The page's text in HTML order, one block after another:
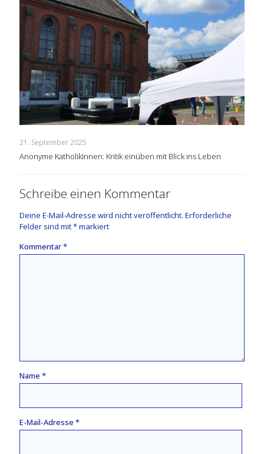
21. September 2025
Anonyme KatholikInnen: Kritik einüben mit Blick ins Leben
Schreibe einen Kommentar
Deine E-Mail-Adresse wird nicht veröffentlicht. Erforderliche
Felder sind mit*markiert
Kommentar*
Name *
E-Mail-Adresse *